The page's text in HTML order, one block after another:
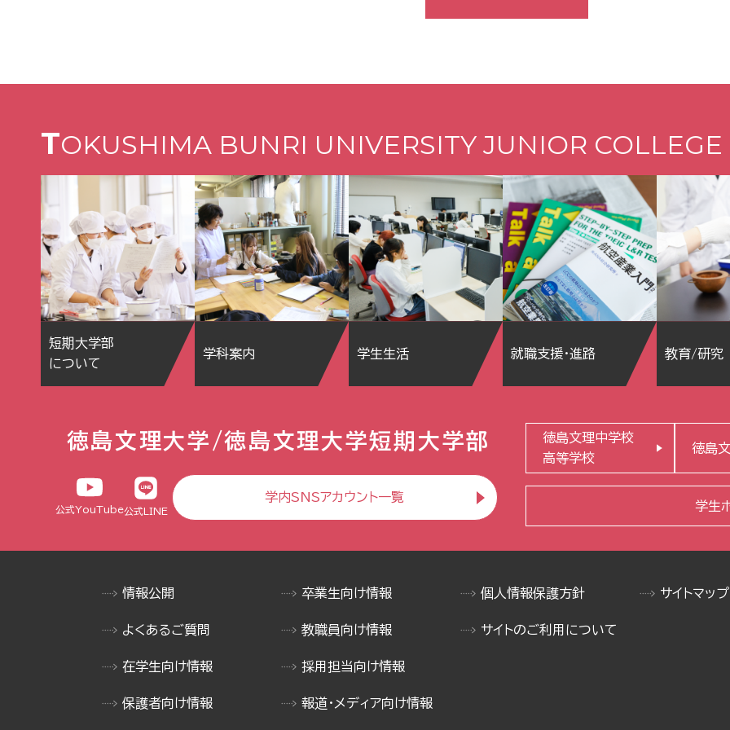
TOKUSHIMA BUNRI UNIVERSITY JUNIOR COLLEGE
短期大学部
について
学科案内 学生生活 就職支援・進路 教育/研究
徳島文理大学/徳島文理大学短期大学部
公式YouTube公式LINE
学内SNSアカウント一覧
徳島文理中学校
高等学校
徳島
学生
情報公開
よくあるご質問
在学生向け情報
保護者向け情報
卒業生向け情報
教職員向け情報
採用担当向け情報
報道・メディア向け情報
個人情報保護方針
サイトのご利用について
サイトマップ